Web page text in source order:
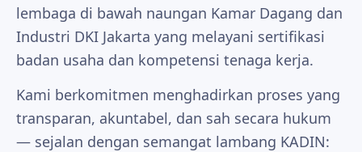
lembaga di bawah naungan Kamar Dagang dan
Industri DKI Jakarta yang melayani sertifikasi
badan usaha dan kompetensi tenaga kerja.
Kami berkomitmen menghadirkan proses yang
transparan, akuntabel, dan sah secara hukum
— sejalan dengan semangat lambang KADIN: